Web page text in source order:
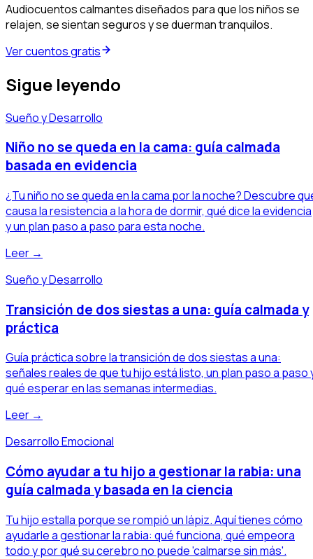
Audiocuentos calmantes diseñados para que los niños se
relajen, se sientan seguros y se duerman tranquilos.
Ver cuentos gratis
Sigue leyendo
Sueño y Desarrollo
Niño no se queda en la cama: guía calmada
basada en evidencia
¿Tu niño no se queda en la cama por la noche? Descubre
causa la resistencia a la hora de dormir, qué dice la evidencia
y un plan paso a paso para esta noche.
Leer →
Sueño y Desarrollo
Transición de dos siestas a una: guía calmada y
práctica
Guía práctica sobre la transición de dos siestas a una:
señales reales de que tu hijo está listo, un plan paso a paso
qué esperar en las semanas intermedias.
Leer →
Desarrollo Emocional
Cómo ayudar a tu hijo a gestionar la rabia: una
guía calmada y basada en la ciencia
Tu hijo estalla porque se rompió un lápiz. Aquí tienes cómo
ayudarle a gestionar la rabia: qué funciona, qué empeora
todo y por qué su cerebro no puede 'calmarse sin más'.